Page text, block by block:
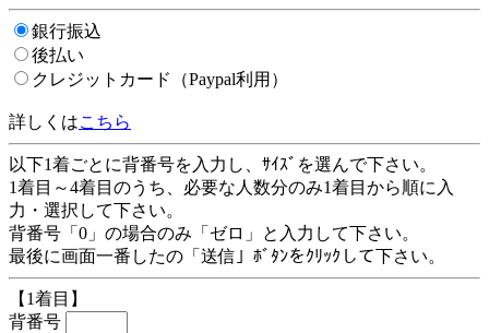
銀行振込
後払い
クレジットカード（Paypal利用）
詳しくはこちら
以下1着ごとに背番号を入力し、ｻｲｽﾞを選んで下さい。
1着目～4着目のうち、必要な人数分のみ1着目から順に入
力・選択して下さい。
背番号「0」の場合のみ「ゼロ」と入力して下さい。
最後に画面一番したの「送信」ﾎﾞﾀﾝをｸﾘｯｸして下さい。
【1着目】
背番号